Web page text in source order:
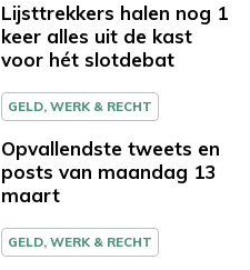
Lijsttrekkers halen nog 1
keer alles uit de kast
voor hét slotdebat
GELD, WERK & RECHT
Opvallendste tweets en
posts van maandag 13
maart
GELD, WERK & RECHT